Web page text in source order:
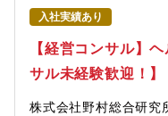
可能です。・コンサルテ
機会があります。
の実現を担う。お客様の
共感し、金融分野を中心
長・自己実現に対して信
内容】・ファンド向けの
PMI支援。・事業会社向
に、プロジェクトデリバ
入社実績あり
【経営コンサル】
サル未経験歓迎！】
株式会社野村総合研究